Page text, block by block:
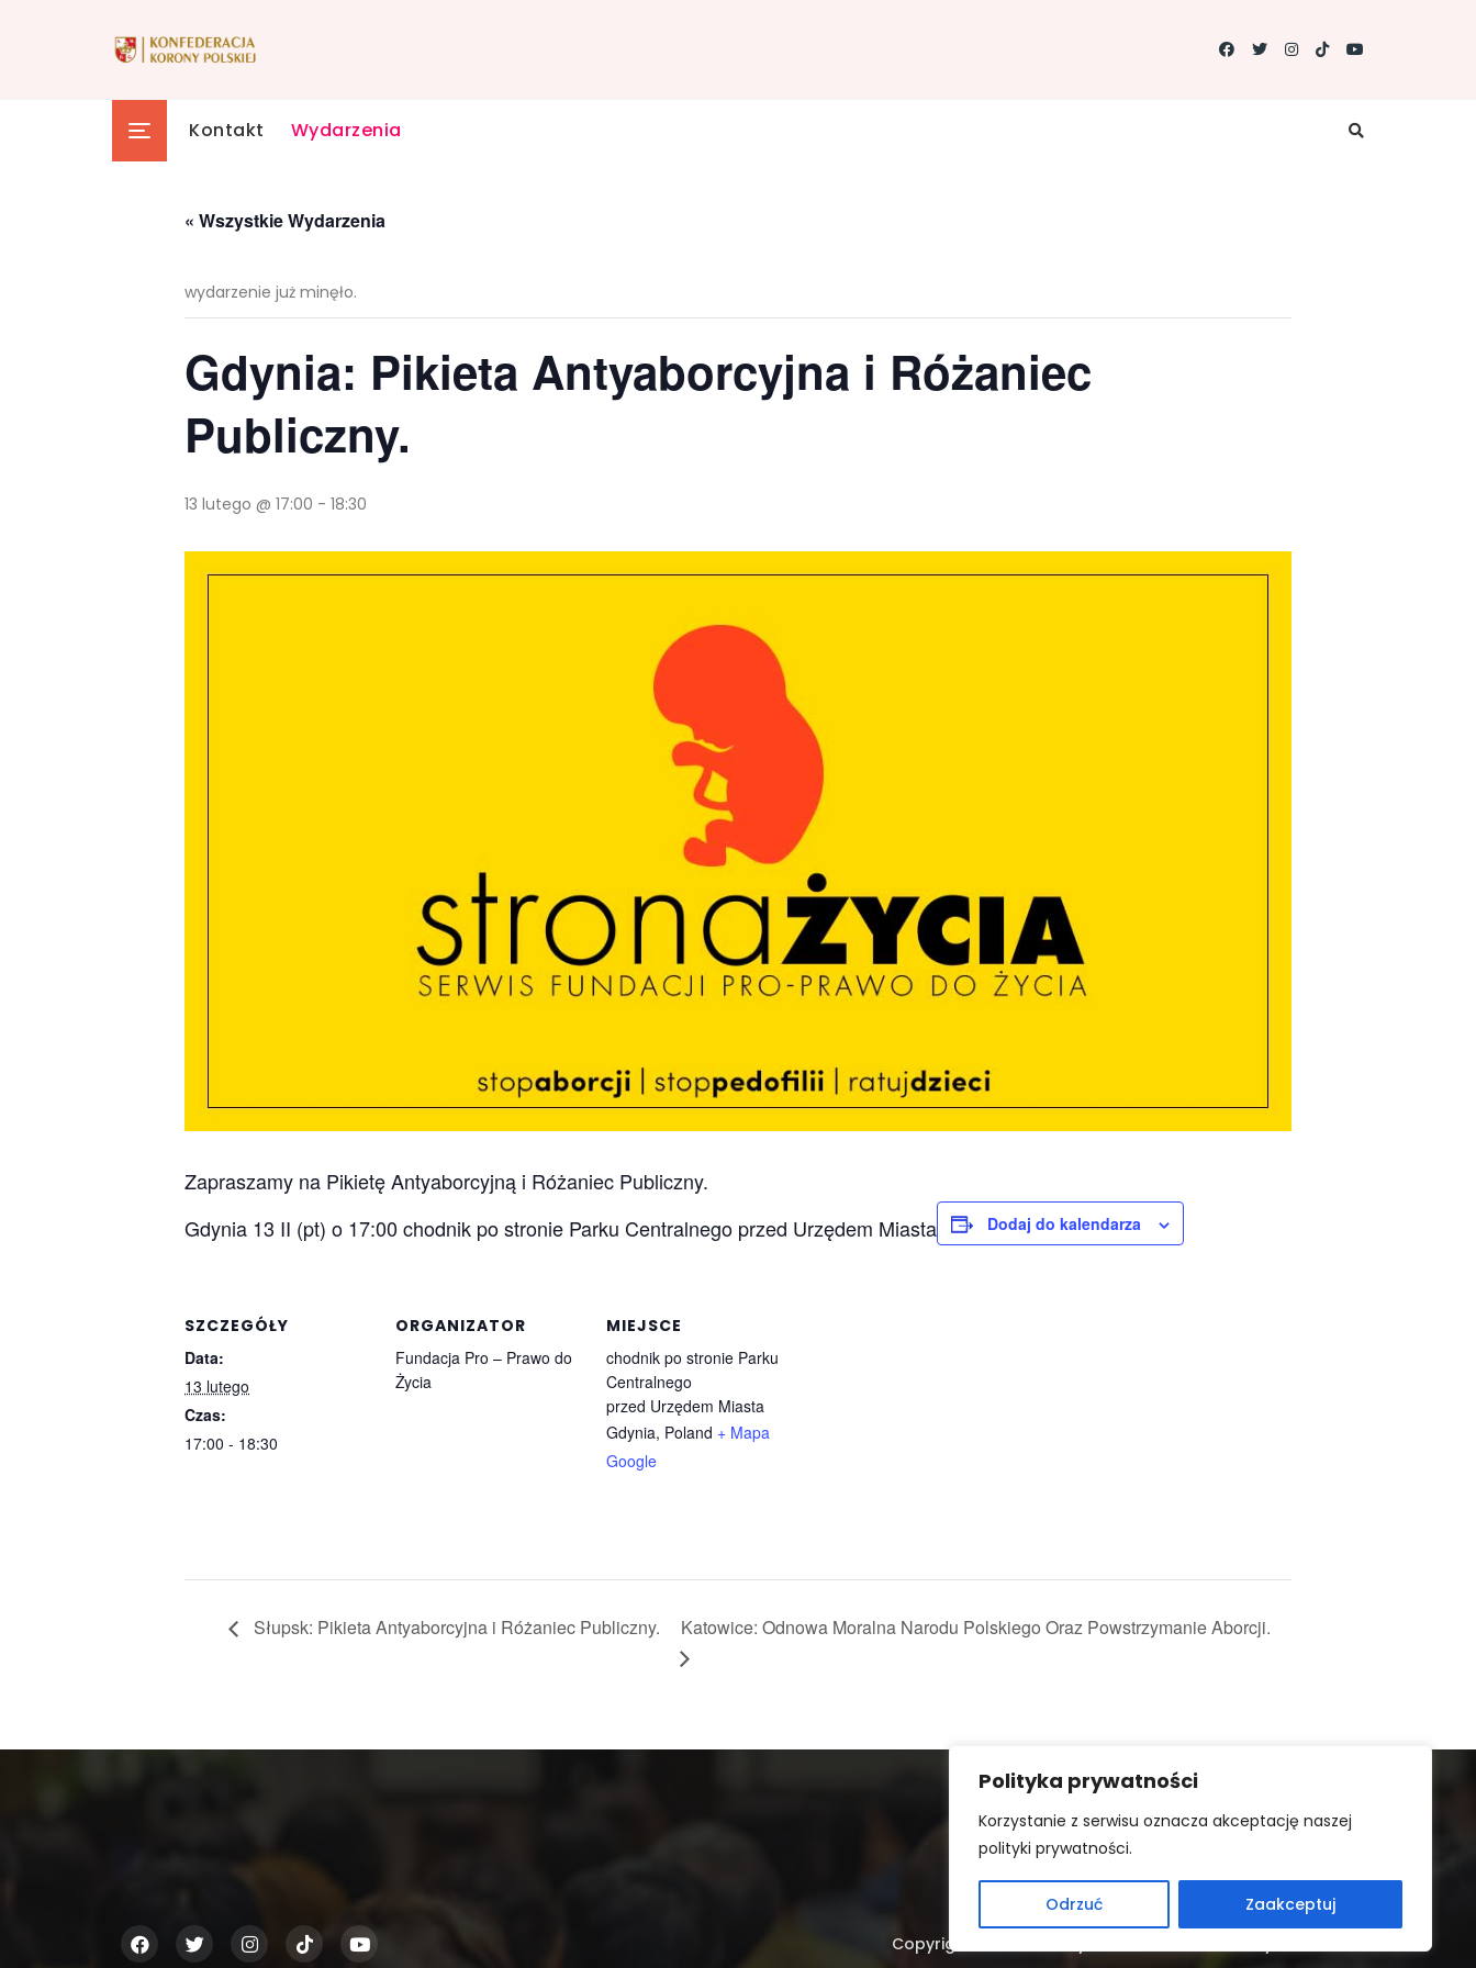
Polityka prywatności
Korzystanie z serwisu oznacza akceptację naszej
polityki prywatności.
Odrzuć Zaakceptuj
Kontakt Wydarzenia
« Wszystkie Wydarzenia
wydarzenie już minęło.
Gdynia: Pikieta Antyaborcyjna i Różaniec
Publiczny.
13 lutego @ 17:00 - 18:30
Zapraszamy na Pikietę Antyaborcyjną i Różaniec Publiczny.
Gdynia 13 II (pt) o 17:00 chodnik po stronie Parku Centralnego przed Urzędem Miasta
Dodaj do kalendarza
SZCZEGÓŁY
Data:
13 lutego
Czas:
17:00 - 18:30
ORGANIZATOR
Fundacja Pro – Prawo do
Życia
MIEJSCE
chodnik po stronie Parku
Centralnego
przed Urzędem Miasta
Gdynia, Poland + Mapa
Google
Słupsk: Pikieta Antyaborcyjna i Różaniec Publiczny. Katowice: Odnowa Moralna Narodu Polskiego Oraz Powstrzymanie Aborcji.
Copyright © 2026 Prawy kalendarz. Powered by